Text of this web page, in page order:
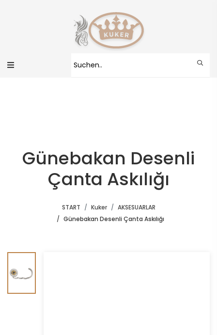
Günebakan Desenli
Çanta Askılığı
START Kuker
AKSESUARLAR
Günebakan Desenli Çanta Askılığı